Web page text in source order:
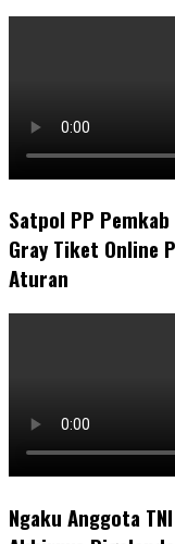
Satpol PP
Gray Tiket Online
Aturan
Ngaku Anggota